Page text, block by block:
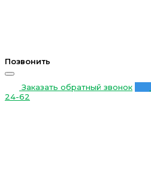
Позвонить
Заказать обратный звонок
24-62